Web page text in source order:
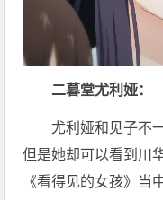
二暮堂尤利娅：
尤利娅和见子不
但是她却可以看到川
《看得见的女孩》当